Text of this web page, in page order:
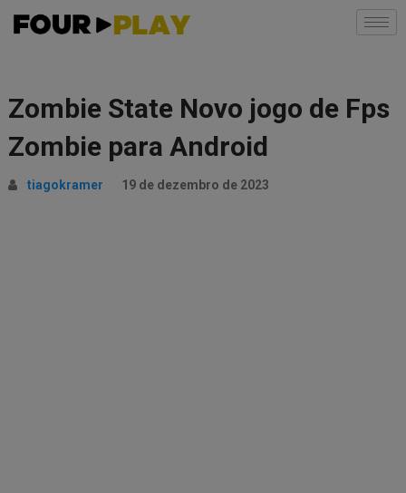
Zombie State Novo jogo de Fps
Zombie para Android
tiagokramer 19 de dezembro de 2023